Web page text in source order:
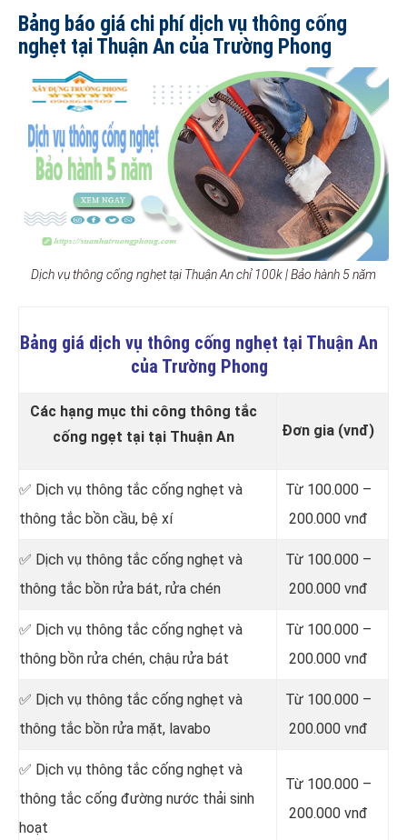
Bảng báo giá chi phí dịch vụ thông cống
nghẹt tại Thuận An của Trường Phong
Dịch vụ thông cống nghẹt tại Thuận An chỉ 100k | Bảo hành 5 năm
Bảng giá dịch vụ thông cống nghẹt tại Thuận An
của Trường Phong
Các hạng mục thi công thông tắc
cống ngẹt tại tại Thuận An
Đơn gia (vnđ)
✅ Dịch vụ thông tắc cống nghẹt và
thông tắc bồn cầu, bệ xí
Từ 100.000 –
200.000 vnđ
✅ Dịch vụ thông tắc cống nghẹt và
thông tắc bồn rửa bát, rửa chén
Từ 100.000 –
200.000 vnđ
✅ Dịch vụ thông tắc cống nghẹt và
thông bồn rửa chén, chậu rửa bát
Từ 100.000 –
200.000 vnđ
✅ Dịch vụ thông tắc cống nghẹt và
thông tắc bồn rửa mặt, lavabo
Từ 100.000 –
200.000 vnđ
‎✅ Dịch vụ thông tắc cống nghẹt và
thông tắc cống đường nước thải sinh
hoạt
Từ 100.000 –
200.000 vnđ